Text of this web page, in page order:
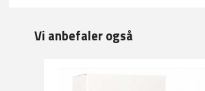
Vi anbefaler også